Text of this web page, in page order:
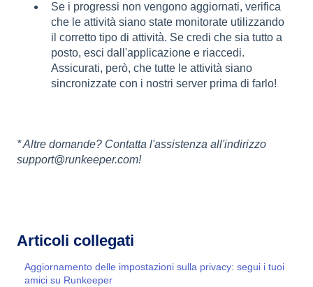
Se i progressi non vengono aggiornati, verifica
che le attività siano state monitorate utilizzando
il corretto tipo di attività. Se credi che sia tutto a
posto, esci dall'applicazione e riaccedi.
Assicurati, però, che tutte le attività siano
sincronizzate con i nostri server prima di farlo!
* Altre domande? Contatta l'assistenza all'indirizzo
support@runkeeper.com!
Articoli collegati
Aggiornamento delle impostazioni sulla privacy: segui i tuoi
amici su Runkeeper